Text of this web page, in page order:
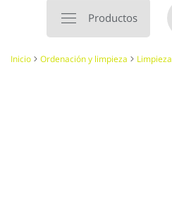
Productos
Inicio Ordenación y limpieza Limpieza